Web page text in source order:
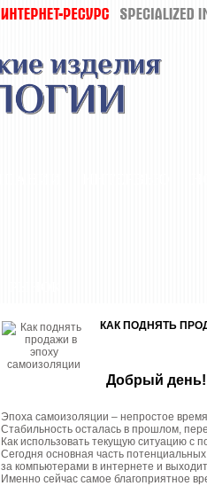
КАК ПОДНЯТЬ
Добрый день!
Эпоха самоизоляции – непростое
Стабильность осталась в прошлом,
Как использовать текущую ситуацию с
Сегодня основная часть
за компьютерами в интернете и
Именно сейчас самое благоприятное